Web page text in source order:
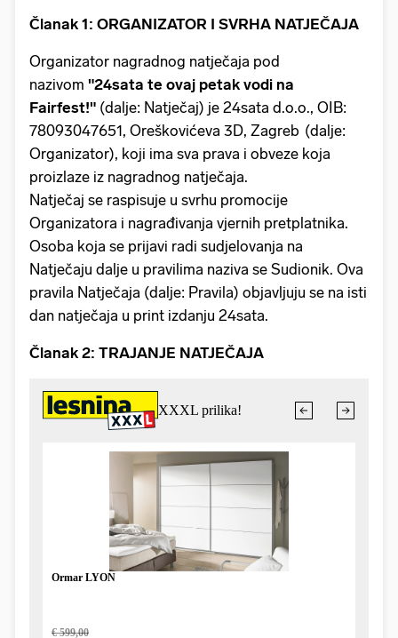
Članak 1: ORGANIZATOR I SVRHA NATJEČAJA
Organizator nagradnog natječaja pod
nazivom "24sata te ovaj petak vodi na
Fairfest!" (dalje: Natječaj) je 24sata d.o.o., OIB:
78093047651, Oreškovićeva 3D, Zagreb (dalje:
Organizator), koji ima sva prava i obveze koja
proizlaze iz nagradnog natječaja.
Natječaj se raspisuje u svrhu promocije
Organizatora i nagrađivanja vjernih pretplatnika.
Osoba koja se prijavi radi sudjelovanja na
Natječaju dalje u pravilima naziva se Sudionik. Ova
pravila Natječaja (dalje: Pravila) objavljuju se na isti
dan natječaja u print izdanju 24sata.
Članak 2: TRAJANJE NATJEČAJA